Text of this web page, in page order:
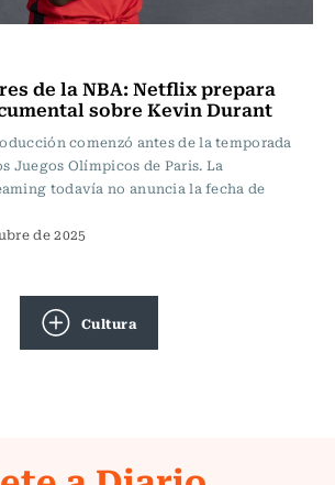
de la NBA: Netflix prepara
sobre Kevin Durant
comenzó antes de la temporada
Juegos Olímpicos de Paris. La
todavía no anuncia la fecha de
de 2025
Cultura